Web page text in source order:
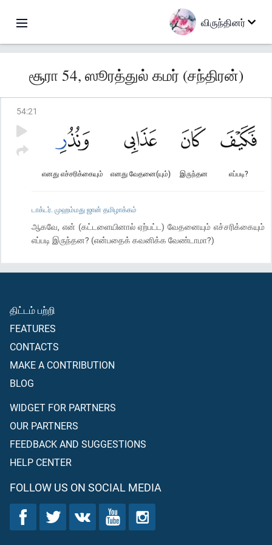
விருந்தினர்
சூரா 54, ஸூரத்துல் கமர் (சந்திரன்)
54:21
எப்படி?
இருந்தன
எனது வேதனை(யும்)
எனது எச்சரிக்கையும்
டாக்டர். முஹம்மது ஜான் தமிழாக்கம்
ஆகவே, என் (கட்டளையினால் ஏற்பட்ட) வேதனையும் எச்சரிக்கையும்
எப்படி இருந்தன? (என்பதைக் கவனிக்க வேண்டாமா?)
திட்டம் பற்றி
FEATURES
CONTACTS
MAKE A CONTRIBUTION
BLOG
WIDGET FOR PARTNERS
OUR PARTNERS
FEEDBACK AND SUGGESTIONS
HELP CENTER
FOLLOW US ON SOCIAL MEDIA